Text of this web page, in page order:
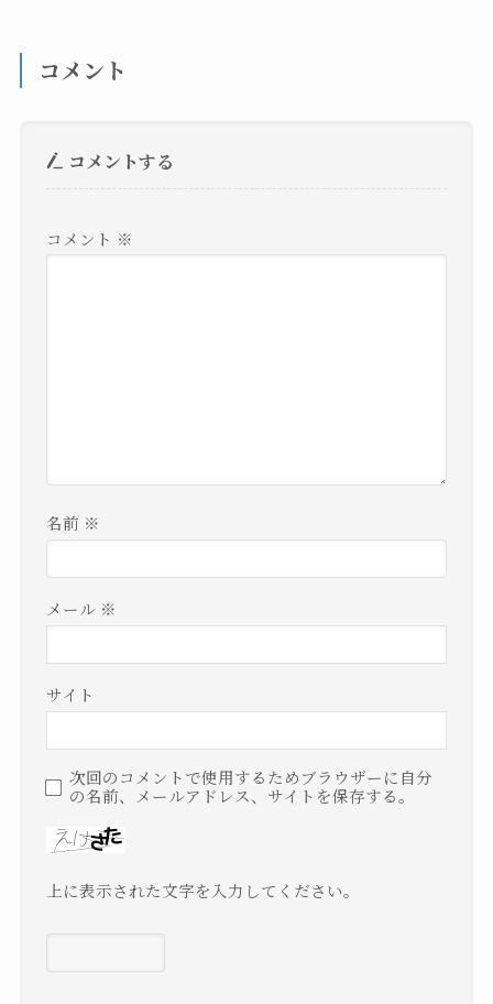
コメント
コメントする
コメント ※
名前 ※
メール ※
サイト
次回のコメントで使用するためブラウザーに自分
の名前、メールアドレス、サイトを保存する。
上に表示された文字を入力してください。